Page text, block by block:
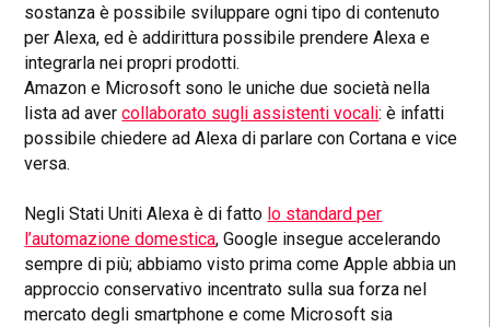
sostanza è possibile sviluppare ogni tipo di contenuto
per Alexa, ed è addirittura possibile prendere Alexa e
integrarla nei propri prodotti.
Amazon e Microsoft sono le uniche due società nella
lista ad avercollaborato sugli assistenti vocali: è infatti
possibile chiedere ad Alexa di parlare con Cortana e vice
versa.
Negli Stati Uniti Alexa è di fatto lo standard per
l’automazione domestica, Google insegue accelerando
sempre di più; abbiamo visto prima come Apple abbia un
approccio conservativo incentrato sulla sua forza nel
mercato degli smartphone e come Microsoft sia